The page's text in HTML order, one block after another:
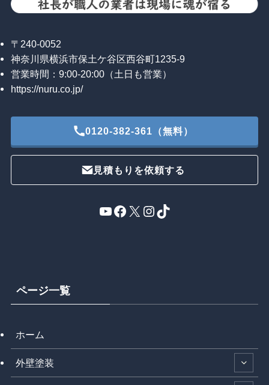
〒240-0052
神奈川県横浜市保土ケ谷区西谷町1235-9
営業時間：9:00-20:00（土日も営業）
https://nuru.co.jp/
0120-382-361（無料）
見積もりを依頼する
YouTube
Facebook
X Instagram
TikTok
ページ一覧
ホーム
外壁塗装